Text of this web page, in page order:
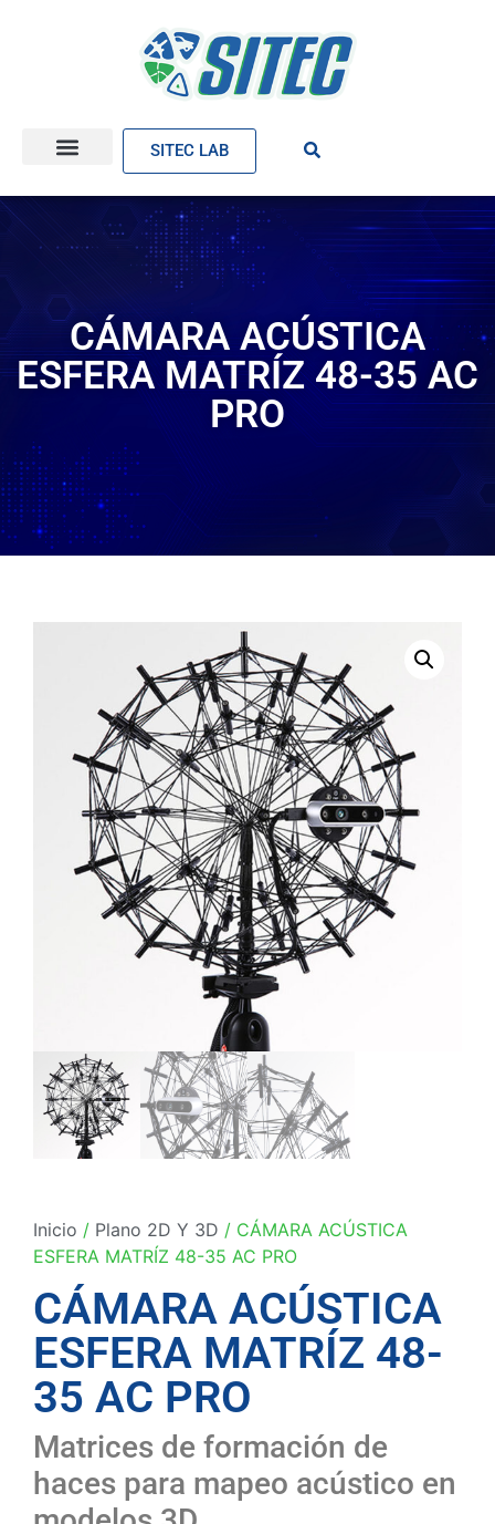
SITEC LAB
CÁMARA ACÚSTICA
ESFERA MATRÍZ 48-35 AC
PRO
Inicio / Plano 2D Y 3D / CÁMARA ACÚSTICA
ESFERA MATRÍZ 48-35 AC PRO
CÁMARA ACÚSTICA
ESFERA MATRÍZ 48-
35 AC PRO
Matrices de formación de
haces para mapeo acústico en